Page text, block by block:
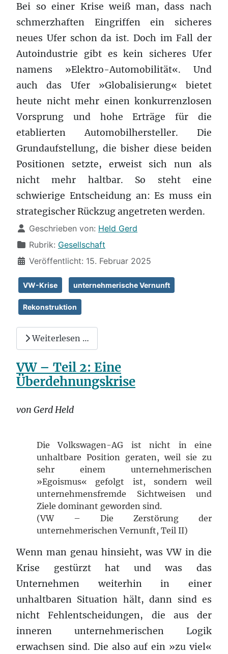
Bei so einer Krise weiß man, dass nach
schmerzhaften Eingriffen ein sicheres
neues Ufer schon da ist. Doch im Fall der
Autoindustrie gibt es kein sicheres Ufer
namens »Elektro-Automobilität«. Und
auch das Ufer »Globalisierung« bietet
heute nicht mehr einen konkurrenzlosen
Vorsprung und hohe Erträge für die
etablierten Automobilhersteller. Die
Grundaufstellung, die bisher diese beiden
Positionen setzte, erweist sich nun als
nicht mehr haltbar. So steht eine
schwierige Entscheidung an: Es muss ein
strategischer Rückzug angetreten werden.
Details
Geschrieben von: Held Gerd
Rubrik: Gesellschaft
Veröffentlicht: 15. Februar 2025
VW-Krise unternehmerische Vernunft
Rekonstruktion
Weiterlesen …
VW – Teil 2: Eine
Überdehnungskrise
von Gerd Held
Die Volkswagen-AG ist nicht in eine
unhaltbare Position geraten, weil sie zu
sehr einem unternehmerischen
»Egoismus« gefolgt ist, sondern weil
unternehmensfremde Sichtweisen und
Ziele dominant geworden sind.
(VW – Die Zerstörung der
unternehmerischen Vernunft, Teil II)
Wenn man genau hinsieht, was VW in die
Krise gestürzt hat und was das
Unternehmen weiterhin in einer
unhaltbaren Situation hält, dann sind es
nicht Fehlentscheidungen, die aus der
inneren unternehmerischen Logik
erwachsen sind. Die also auf ein »zu viel«